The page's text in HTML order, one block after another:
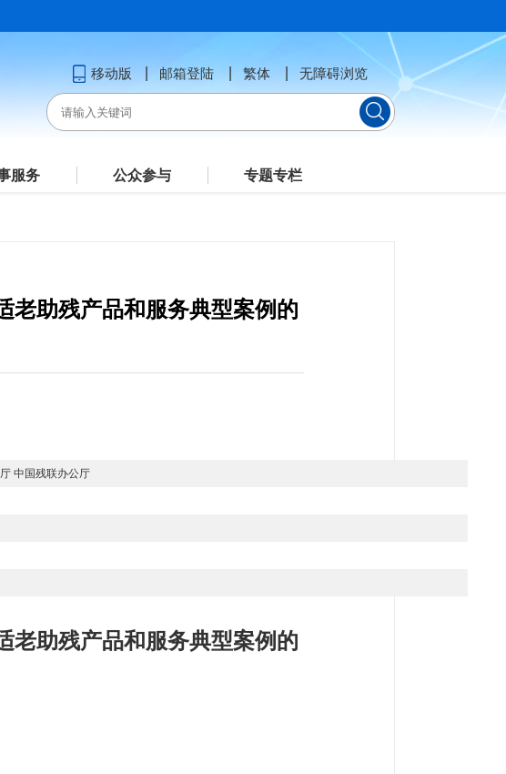
移动版 邮箱登陆 繁体 无障碍浏览
服务 公众参与 专题专栏
老助残产品和服务典型案例的
中国残联办公厅
老助残产品和服务典型案例的